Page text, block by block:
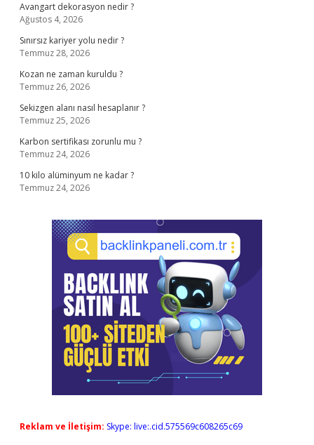
Avangart dekorasyon nedir ?
Ağustos 4, 2026
Sınırsız kariyer yolu nedir ?
Temmuz 28, 2026
Kozan ne zaman kuruldu ?
Temmuz 26, 2026
Sekizgen alanı nasıl hesaplanır ?
Temmuz 25, 2026
Karbon sertifikası zorunlu mu ?
Temmuz 24, 2026
10 kilo alüminyum ne kadar ?
Temmuz 24, 2026
Reklam ve İletişim: Skype: live:.cid.575569c608265c69